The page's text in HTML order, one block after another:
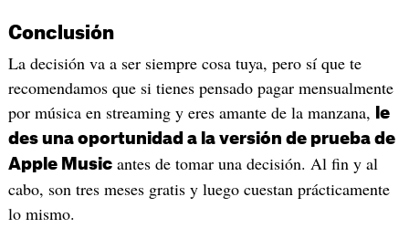
Conclusión
La decisión va a ser siempre cosa tuya, pero sí que te
recomendamos que si tienes pensado pagar mensualmente
por música en streaming y eres amante de la manzana,
le
des una oportunidad a la versión de prueba de
Apple Musicantes de tomar una decisión. Al fin y al
cabo, son tres meses gratis y luego cuestan prácticamente
lo mismo.